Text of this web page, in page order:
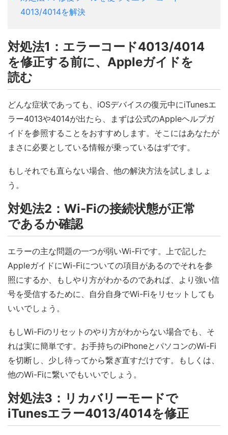
4013/4014を解決
対処法1：エラーコード4013/4014
を修正する前に、Appleガイドを
読む
どんな症状であっても、iOSデバイスの復元中にiTunesエ
ラー4013や4014が出たら、まずは公式のAppleヘルプガ
イドを参照することをおすすめします。そこにはあなたが
まさに必要としている情報が乗っているはずです。
もしそれでも直らない場合、他の解決方法を試しましょ
う。
対処法2：Wi-Fiの接続状態が正常
であるか確認
エラーの主な問題の一つが弱いWi-Fiです。上で記した
AppleガイドにWi-Fiについての項目があるのでそれを参
照にするか、もしやり方がわかるのであれば、より強い信
号を受信するために、自分自身でWi-Fiをリセットしても
いいでしょう。
もしWi-Fiのリセットのやり方がわからない場合でも、そ
れは実に簡単です。お手持ちのiPhoneとパソコンのWi-Fi
を切断し、少し待ってから繋ぎ直すだけです。もしくは、
他のWi-Fiに繋いでもいいでしょう。
対処法3：リカバリーモードで
iTunesエラー4013/4014を修正